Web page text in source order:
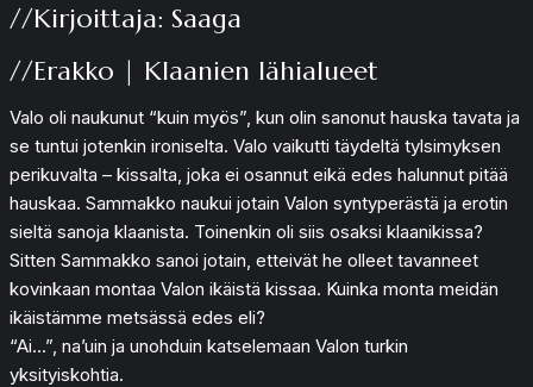
//Kirjoittaja: Saaga
//Erakko | Klaanien lähialueet
Valo oli naukunut “kuin myös”, kun olin sanonut hauska tavata ja
se tuntui jotenkin ironiselta. Valo vaikutti täydeltä tylsimyksen
perikuvalta – kissalta, joka ei osannut eikä edes halunnut pitää
hauskaa. Sammakko naukui jotain Valon syntyperästä ja erotin
sieltä sanoja klaanista. Toinenkin oli siis osaksi klaanikissa?
Sitten Sammakko sanoi jotain, etteivät he olleet tavanneet
kovinkaan montaa Valon ikäistä kissaa. Kuinka monta meidän
ikäistämme metsässä edes eli?
“Ai…”, na’uin ja unohduin katselemaan Valon turkin
yksityiskohtia.